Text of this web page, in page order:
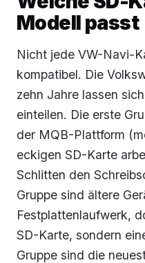
Modell passt
Nicht jede VW-Navi-
kompatibel. Die
zehn Jahre lassen
einteilen. Die erste
der MQB-Plattform
eckigen SD-Karte
Schlitten den
Gruppe sind ältere
Festplattenlaufwerk,
SD-Karte, sondern
Gruppe sind die